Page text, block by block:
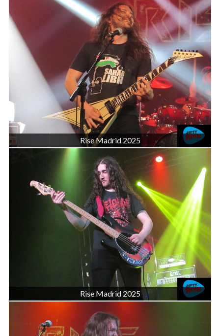
Rise Madrid 2025
Rise Madrid 2025